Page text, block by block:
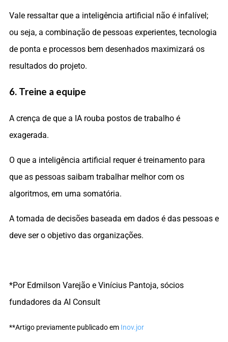
Vale ressaltar que a inteligência artificial não é infalível;
ou seja, a combinação de pessoas experientes, tecnologia
de ponta e processos bem desenhados maximizará os
resultados do projeto.
6. Treine a equipe
A crença de que a IA rouba postos de trabalho é
exagerada.
O que a inteligência artificial requer é treinamento para
que as pessoas saibam trabalhar melhor com os
algoritmos, em uma somatória.
A tomada de decisões baseada em dados é das pessoas e
deve ser o objetivo das organizações.
*Por Edmilson Varejão e Vinícius Pantoja, sócios
fundadores da AI Consult
**Artigo previamente publicado em Inov.jor